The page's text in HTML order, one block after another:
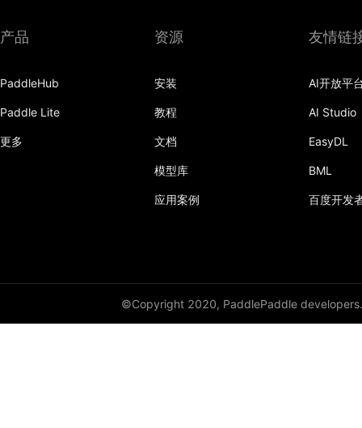
产品
PaddleHub
Paddle Lite
更多
资源
安装
教程
文档
模型库
应用案例
友情链
AI开放平
AI Studio
EasyDL
BML
百度开发
©Copyright 2020, PaddlePaddle developers.